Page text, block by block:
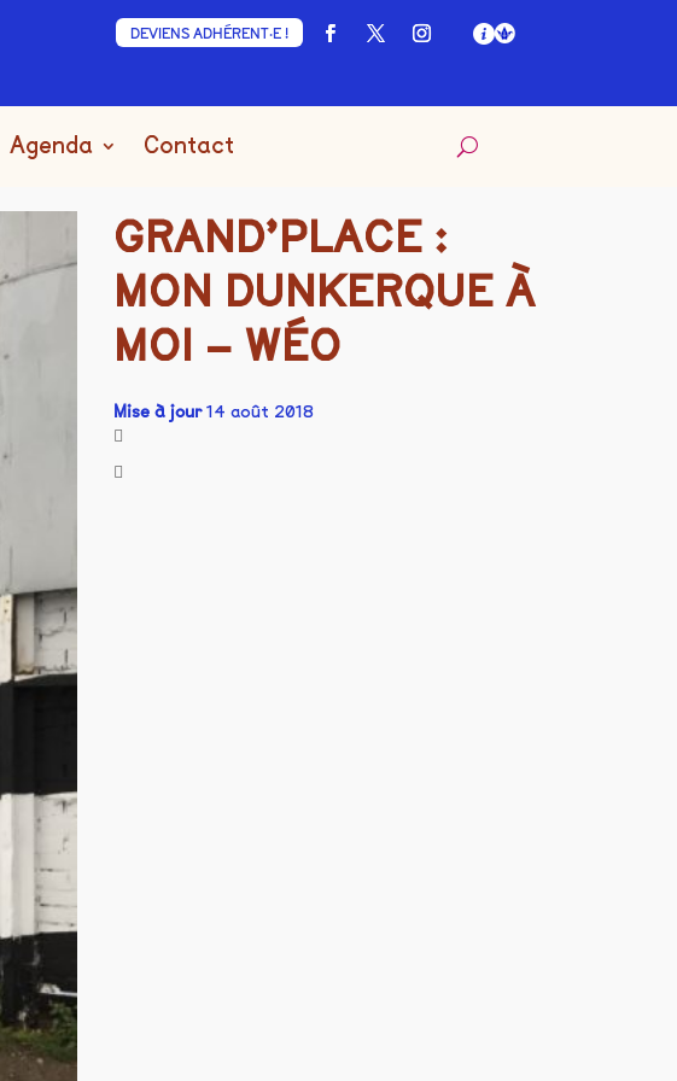
DEVIENS ADHÉRENT·E !
Agenda Contact
GRAND’PLACE :
MON DUNKERQUE À
MOI – WÉO
Mise à jour14 août 2018